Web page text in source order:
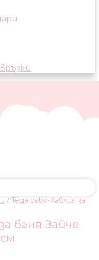
/ Tega baby-Хавлия за
баня Зайче